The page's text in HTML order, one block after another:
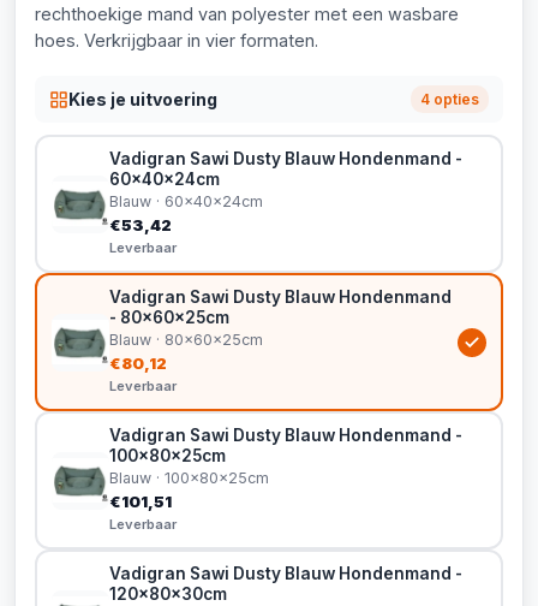
rechthoekige mand van polyester met een wasbare
hoes. Verkrijgbaar in vier formaten.
Kies je uitvoering 4 opties
Vadigran Sawi Dusty Blauw Hondenmand -
60x40x24cm
Blauw · 60x40x24cm
€53,42
Leverbaar
Vadigran Sawi Dusty Blauw Hondenmand
- 80x60x25cm
Blauw · 80x60x25cm
€80,12
Leverbaar
Vadigran Sawi Dusty Blauw Hondenmand -
100x80x25cm
Blauw · 100x80x25cm
€101,51
Leverbaar
Vadigran Sawi Dusty Blauw Hondenmand -
120x80x30cm